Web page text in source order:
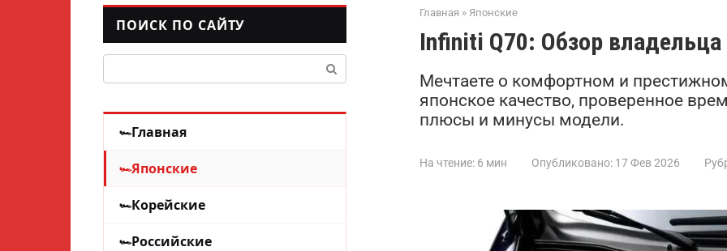
Главная » Японские
Infiniti Q70: Обзор владельца
Мечтаете о комфортном и
японское качество, проверенное
плюсы и минусы модели.
На чтение: 6 мин Опубликовано: 17 Фев 2026
ПОИСК ПО САЙТУ
Главная
Японские
Корейские
Российские